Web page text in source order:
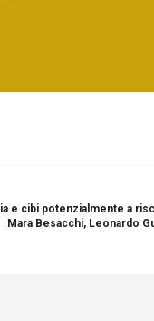
e cibi potenzialmente a
Mara Besacchi, Leonardo